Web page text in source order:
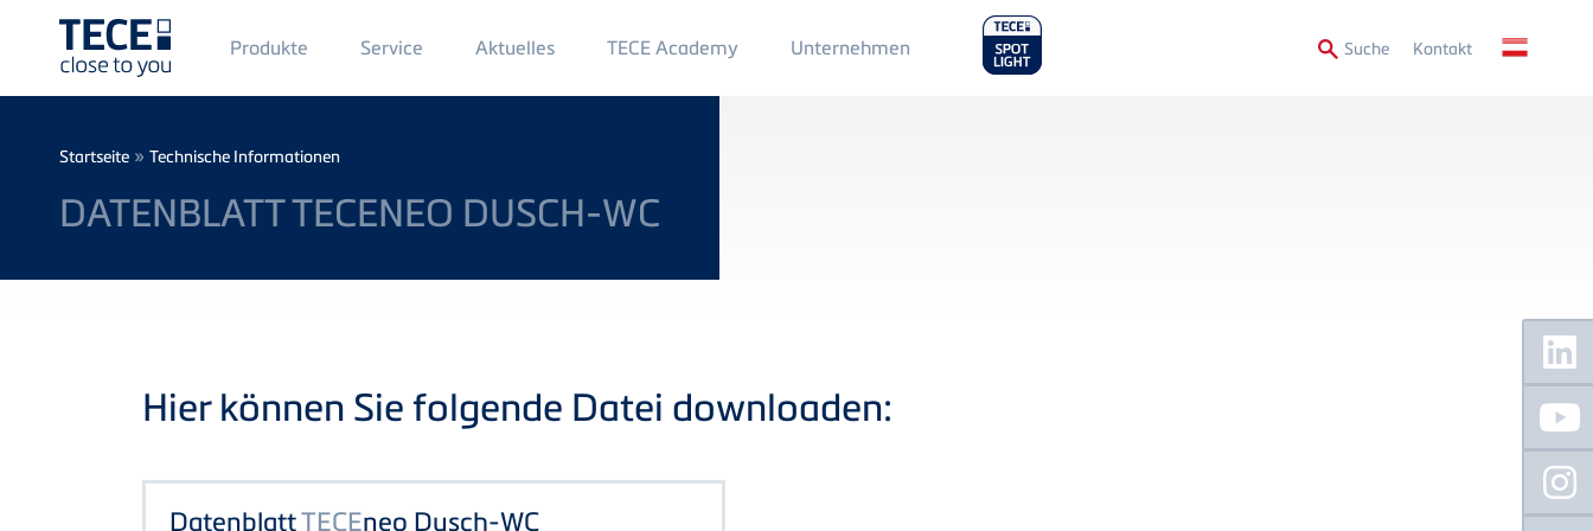
Main
Menü
1
Produkte Service Aktuelles TECE Academy Main
Menu
Unternehmen SucheSecondary
Kontakt
Breadcrumb
Startseite » Technische Informationen
DATENBLATT TECENEO DUSCH-WC
Hier können Sie folgende Datei downloaden:
DatenblattTECEneo Dusch-WC
Floating